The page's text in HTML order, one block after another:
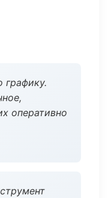
графику.
оперативно